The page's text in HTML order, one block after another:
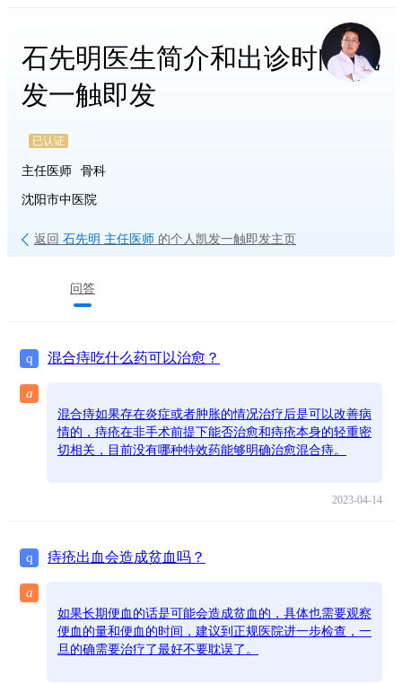
石先明医生简介和出诊时间-凯
发一触即发
已认证
主任医师 骨科
沈阳市中医院
返回 石先明 主任医师 的个人凯发一触即发主页
问答
q 混合痔吃什么药可以治愈？
a
混合痔如果存在炎症或者肿胀的情况治疗后是可以改善病
情的，痔疮在非手术前提下能否治愈和痔疮本身的轻重密
切相关，目前没有哪种特效药能够明确治愈混合痔。
2023-04-14
q 痔疮出血会造成贫血吗？
a
如果长期便血的话是可能会造成贫血的，具体也需要观察
便血的量和便血的时间，建议到正规医院进一步检查，一
旦的确需要治疗了最好不要耽误了。